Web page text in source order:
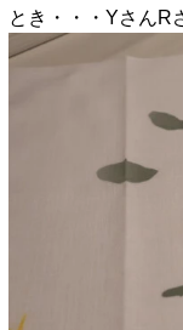
とき・・・YさんR